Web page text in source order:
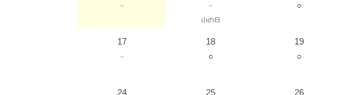
－
－
山の日
○
17
－
18
○
19
○
24
25
26